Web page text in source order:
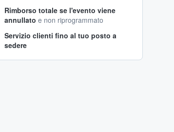
Rimborso totale se l'evento viene
annullato e non riprogrammato
Servizio clienti fino al tuo posto a
sedere